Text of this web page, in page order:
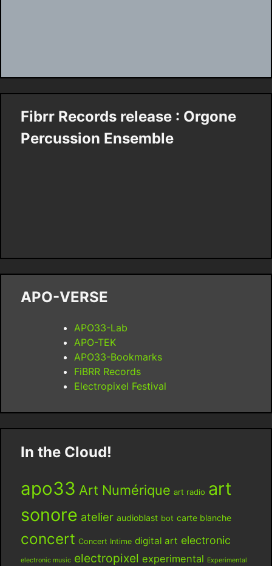
Fibrr Records release : Orgone
Percussion Ensemble
APO-VERSE
APO33-Lab
APO-TEK
APO33-Bookmarks
FiBRR Records
Electropixel Festival
In the Cloud!
apo33 Art Numérique art radio art
sonore atelier audioblast bot carte blanche
concert Concert Intime digital art electronic
electronic music electropixel experimental Experimental